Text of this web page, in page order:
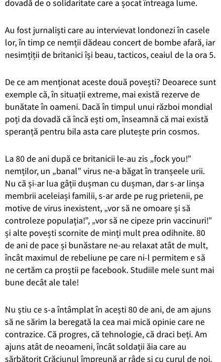
dovadă de o solidaritate care a șocat întreaga lume.
Au fost jurnaliști care au intervievat londonezi în casele
lor, în timp ce nemții dădeau concert de bombe afară, iar
nesimțiții de britanici își beau, tacticos, ceaiul de la ora 5.
De ce am menționat aceste două povești? Deoarece sunt
exemple că, în situații extreme, mai există rezerve de
bunătate în oameni. Dacă în timpul unui război mondial
poți da dovadă că încă ești om, înseamnă că mai există
speranță pentru bila asta care plutește prin cosmos.
La 80 de ani după ce britanicii le-au zis „fock you!”
nemților, un „banal” virus ne-a băgat în tranșeele urii.
Nu că și-ar lua gâții dușman cu dușman, dar s-ar linșa
membrii aceleiași familii, s-ar arde pe rug prietenii, pe
motive de virus inexistent, „vor să ne omoare și să
controleze populația!”, „vor să ne cipeze prin vaccinuri!”
și alte povești scornite de minți mult prea odihnite. 80
de ani de pace și bunăstare ne-au relaxat atât de mult,
încât maximul de rebeliune pe care ni-l permitem e să
ne certăm ca proștii pe facebook. Studiile mele sunt mai
bune decât ale tale!
Nu știu ce s-a întâmplat în acești 80 de ani, de am ajuns
să ne sărim la beregată la cea mai mică opinie care ne
contrazice. Că progres, că tehnologie, că draci beți. Am
ajuns atât de neoameni, încât soldații ăia care au
sărbătorit Crăciunul împreună ar râde și cu curul de noi.